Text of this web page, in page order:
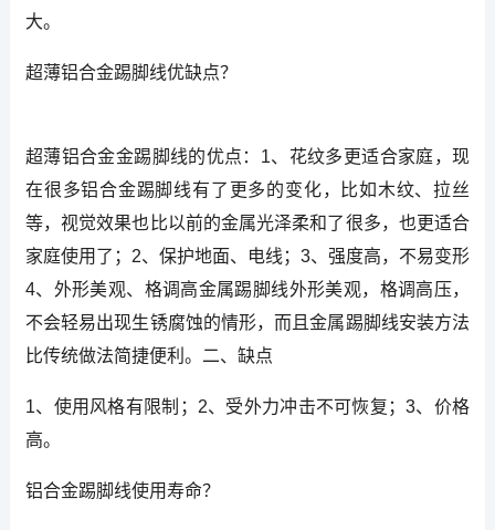
大。
超薄铝合金踢脚线优缺点？
超薄铝合金金踢脚线的优点：1、花纹多更适合家庭，现
在很多铝合金踢脚线有了更多的变化，比如木纹、拉丝
等，视觉效果也比以前的金属光泽柔和了很多，也更适合
家庭使用了；2、保护地面、电线；3、强度高，不易变形
4、外形美观、格调高金属踢脚线外形美观，格调高压，
不会轻易出现生锈腐蚀的情形，而且金属踢脚线安装方法
比传统做法简捷便利。二、缺点
1、使用风格有限制；2、受外力冲击不可恢复；3、价格
高。
铝合金踢脚线使用寿命？